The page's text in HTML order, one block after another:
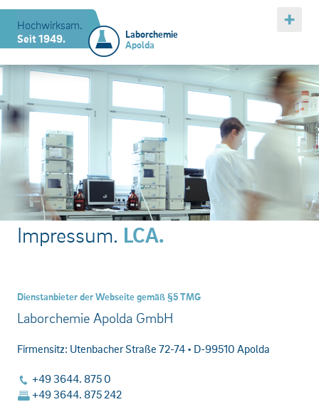
Hochwirksam.
Seit 1949.
Laborchemie
Apolda
Impressum. LCA.
Dienstanbieter der Webseite gemäß §5 TMG
Laborchemie Apolda GmbH
Firmensitz: Utenbacher Straße 72-74 • D-99510 Apolda
+49 3644. 875 0
+49 3644. 875 242